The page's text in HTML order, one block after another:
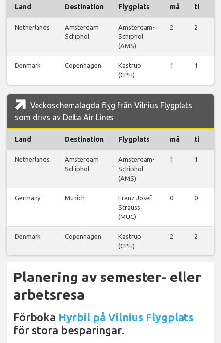
Land Destination Flygplats må ti
Netherlands
Amsterdam
Schiphol
Amsterdam-
Schiphol
(AMS)
2 2
Denmark Copenhagen
Kastrup
(CPH)
1 1
Veckoschemalagda flyg från Vilnius Flygplats
som drivs av Delta Air Lines
Land Destination Flygplats må ti
Netherlands
Amsterdam
Schiphol
Amsterdam-
Schiphol
(AMS)
1 1
Germany Munich
Franz Josef
Strauss
(MUC)
0 0
Denmark Copenhagen
Kastrup
(CPH)
2 2
Planering av semester- eller
arbetsresa
Förboka Hyrbil på Vilnius Flygplats
för stora besparingar.